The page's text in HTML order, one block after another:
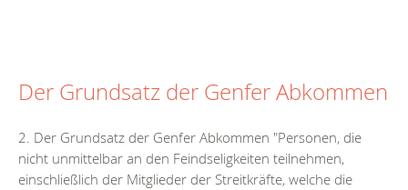
Der Grundsatz der Genfer Abkommen
2. Der Grundsatz der Genfer Abkommen "Personen, die
nicht unmittelbar an den Feindseligkeiten teilnehmen,
einschließlich der Mitglieder der Streitkräfte, welche die